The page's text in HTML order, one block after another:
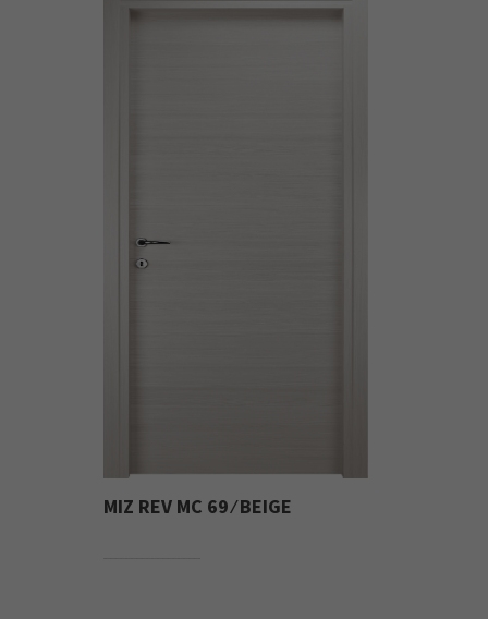
MIZ REV MC 69 ⁄ BEIGE